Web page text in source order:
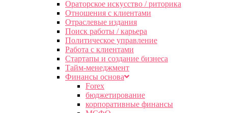
Ораторское искусство / риторика
Отношения с клиентами
Отраслевые издания
Поиск работы / карьера
Политическое управление
Работа с клиентами
Стартапы и создание бизнеса
Тайм-менеджмент
Финансы основа
Forex
бюджетирование
корпоративные финансы